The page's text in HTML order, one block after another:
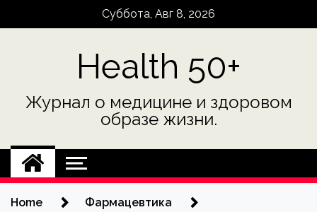
Суббота, Авг 8, 2026
Health 50+
Журнал о медицине и здоровом
образе жизни.
Home
Фармацевтика